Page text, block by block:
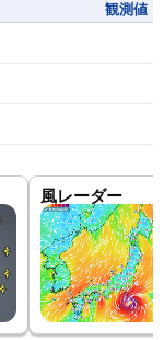
観測値
風レーダー